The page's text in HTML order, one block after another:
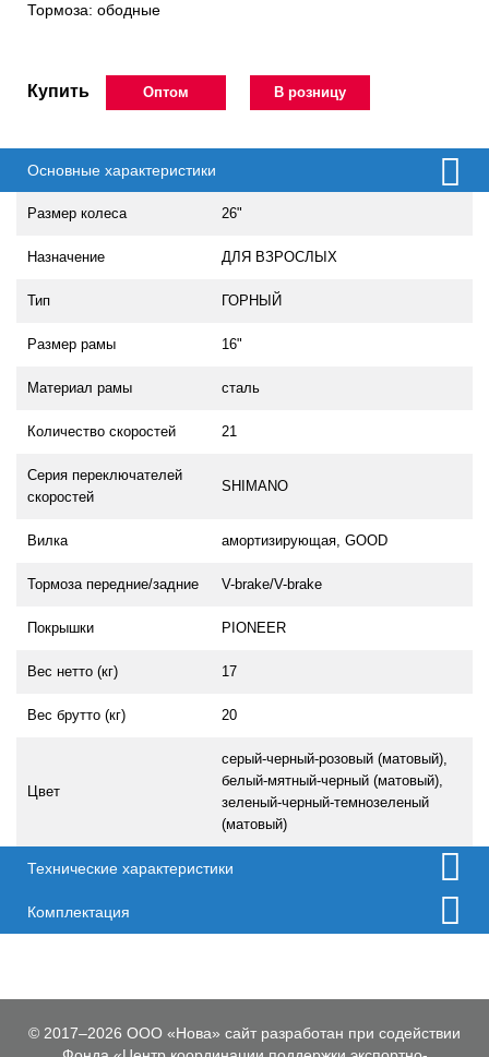
Тормоза: ободные
Купить Оптом В розницу
Основные характеристики
Размер колеса 26"
Назначение ДЛЯ ВЗРОСЛЫХ
Тип ГОРНЫЙ
Размер рамы 16"
Материал рамы сталь
Количество скоростей 21
Серия переключателей
скоростей
SHIMANO
Вилка амортизирующая, GOOD
Тормоза передние/задние V-brake/V-brake
Покрышки PIONEER
Вес нетто (кг) 17
Вес брутто (кг) 20
Цвет
серый-черный-розовый (матовый),
белый-мятный-черный (матовый),
зеленый-черный-темнозеленый
(матовый)
Технические характеристики
Комплектация
© 2017–2026 ООО «Нова» сайт разработан при содействии